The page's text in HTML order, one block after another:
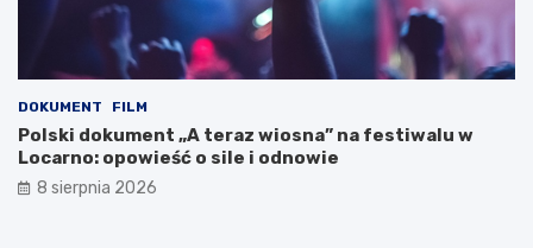
DOKUMENT FILM
Polski dokument „A teraz wiosna” na festiwalu w
Locarno: opowieść o sile i odnowie
8 sierpnia 2026